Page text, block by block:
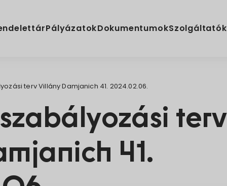
PályázatokDokumentumokSzolgáltatók
terv Villány Damjanich 41. 2024.02.06.
terv
41.